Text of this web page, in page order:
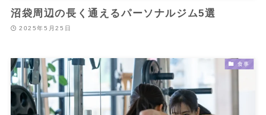
沼袋周辺の長く通えるパーソナルジム5選
2025年5月25日
食事